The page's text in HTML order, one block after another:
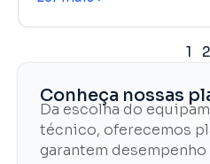
1 2
Conheça nossas
Da escolha do
técnico, oferecemos
garantem desempenho